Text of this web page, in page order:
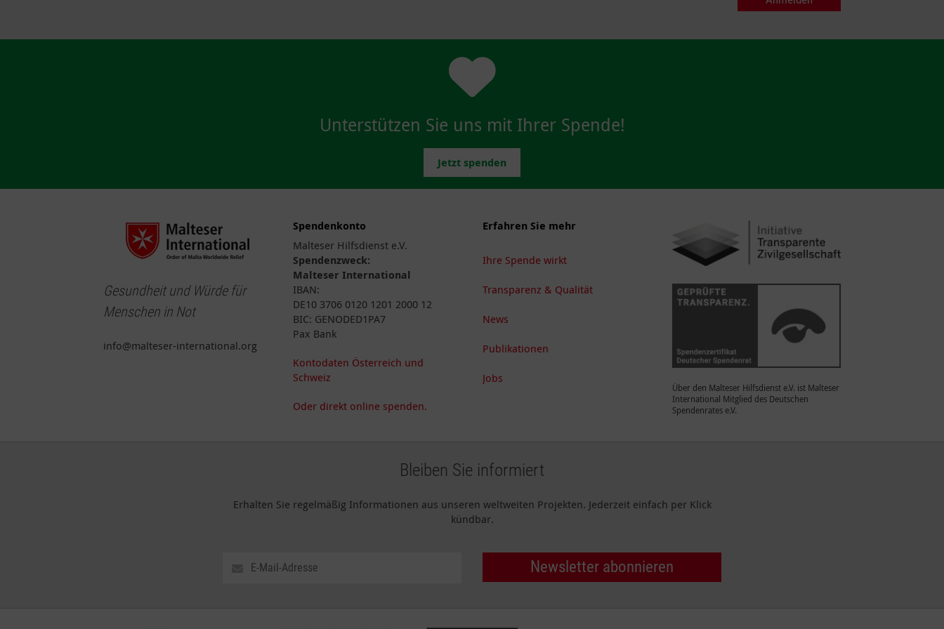
Unterstützen Sie uns mit Ihrer Spende!
Jetzt spenden
Gesundheit und Würde für
Menschen in Not
info@malteser-international.org
Spendenkonto
Malteser Hilfsdienst e.V.
Spendenzweck:
Malteser International
IBAN:
DE10 3706 0120 1201 2000 12
BIC: GENODED1PA7
Pax Bank
Kontodaten Österreich und
Schweiz
Oder direkt online spenden.
Erfahren Sie mehr
Ihre Spende wirkt
Transparenz & Qualität
News
Publikationen
Jobs
Über den Malteser Hilfsdienst e.V. ist Malteser
International Mitglied des Deutschen
Spendenrates e.V.
Bleiben Sie informiert
Erhalten Sie regelmäßig Informationen aus unseren weltweiten Projekten. Jederzeit einfach per Klick
kündbar.
Newsletter abonnieren